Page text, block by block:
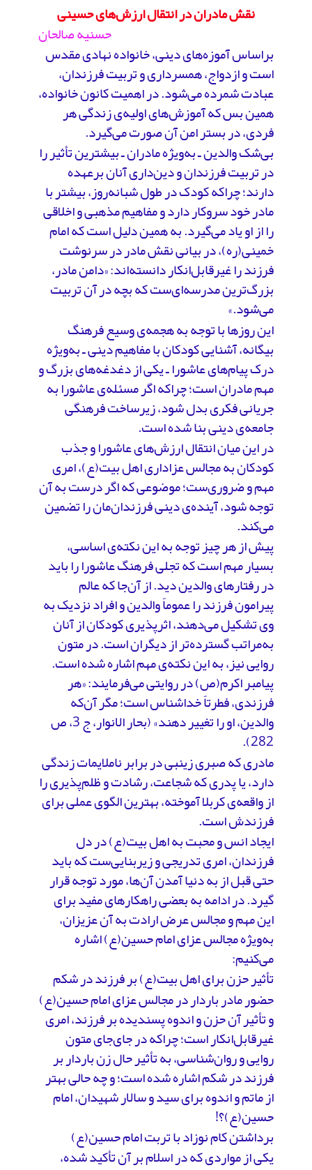
نقش مادران در انتقال ارزش‌های حسینی
حسنیه‌ صالحان
براساس آموزه‌های دینی، خانواده نهادی مقدس
است و ازدواج، همسرداری و تربیت فرزندان،
عبادت شمرده می‌شود. در اهمیت کانون خانواده،
همین بس که آموزش‌های اولیه‌ی زندگی هر
فردی، در بستر امن آن صورت می‌گیرد.
بی‌شک والدین ـ به‌ویژه مادران ـ بیشترین تأثیر را
در تربیت فرزندان و دین‌داری آنان برعهده
دارند؛ چراکه کودک در طول شبانه‌روز، بیشتر با
مادر خود سروکار دارد و مفاهیم مذهبی و اخلاقی
را از او یاد می‌گیرد. به همین دلیل است که امام
خمینی(ره)، در بیانی نقش مادر در سرنوشت
فرزند را غیرقابل‌انکار دانسته‌اند: «دامن مادر،
بزرگ‌ترین مدرسه‌ای‌ست که بچه در آن تربیت
می‌شود.»
این روزها با توجه به هجمه‌ی وسیع فرهنگ
بیگانه، آشنایی کودکان با مفاهیم دینی ـ به‌ویژه
درک پیام‌های عاشورا ـ یکی از دغدغه‌های بزرگ و
مهم مادران است؛ چراکه اگر مسئله‌ی عاشورا به
جریانی فکری بدل شود، زیرساخت فرهنگی
جامعه‌ی دینی بنا شده است.
در این میان انتقال ارزش‌های عاشورا و جذب
کودکان به مجالس عزاداری اهل بیت(ع)، امری
مهم و ضروری‌ست؛ موضوعی که اگر درست به آن
توجه شود، آینده‌ی دینی فرزندان‌مان را تضمین
می‌کند.
پیش از هر چیز توجه به این نکته‌ی اساسی،
بسیار مهم است که تجلی فرهنگ عاشورا را باید
در رفتارهای والدین دید. از آن‌جا که عالم
پیرامون فرزند را عموماً والدین و افراد نزدیک به
وی تشکیل می‌دهند، اثرپذیری کودکان از آنان
به‌مراتب گسترده‌تر از دیگران است. در متون
روایی نیز، به این نکته‌ی مهم اشاره شده است.
پیامبر اکرم(ص) در روایتی می‌فرمایند: «هر
فرزندی، فطرتاً خداشناس است؛ مگر آن‌که
والدین، او را تغییر دهند» (بحار الانوار، ج 3، ص
282).
مادری که صبری زینبی در برابر ناملایمات زندگی
دارد، یا پدری که شجاعت، رشادت و ظلم‌پذیری را
از واقعه‌ی کربلا آموخته، بهترین الگوی عملی برای
فرزندش است.
ایجاد انس و محبت به اهل بیت(ع) در دل
فرزندان، امری تدریجی و زیربنایی‌ست که باید
حتی قبل از به دنیا آمدن آن‌ها، مورد توجه قرار
گیرد. در ادامه به بعضی راهکارهای مفید برای
این مهم و مجالس عرض ارادت به آن عزیزان،
به‌ویژه مجالس عزای امام حسین(ع) اشاره
می‌کنیم:
تأثیر حزن برای اهل بیت(ع) بر فرزند در شکم
حضور مادر باردار در مجالس عزای امام حسین(ع)
و تأثیر آن حزن و اندوه پسندیده بر فرزند، امری
غیرقابل‌انکار است؛ چراکه در جای‌جای متون
روایی و روان‌شناسی، به تأثیر حال زن باردار بر
فرزند در شکم اشاره شده است؛ و چه حالی بهتر
از ماتم و اندوه برای سید و سالار شهیدان، امام
حسین(ع)؟!
برداشتن کام نوزاد با تربت امام حسین(ع)
یکی از مواردی که در اسلام بر آن تأکید شده،